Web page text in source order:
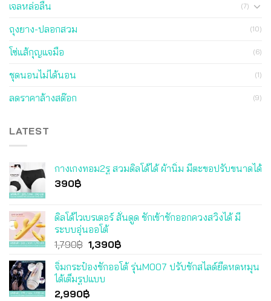
เจลหล่อลื่น (7)
ถุงยาง-ปลอกสวม (10)
โซ่แส้กุญแจมือ (6)
ชุดนอนไม่ได้นอน (1)
ลดราคาล้างสต๊อก (9)
LATEST
กางเกงทอม2รู สวมดิลโด้ได้ ผ้านิ่ม มีตะขอปรับขนาดได้
390฿
ดิลโด้ไวเบรเตอร์ สั่นดูด ชักเข้าชักออกควงสวิงได้ มี
ระบบอุ่นออโต้
1,790฿ Original
was:
1,790฿.
1,390฿Current
is:
จิ๋มกระป๋องชักออโต้ รุ่นM007 ปรับชักสไลด์ยืดหดหมุน
ได้เต็มรูปแบบ
2,990฿